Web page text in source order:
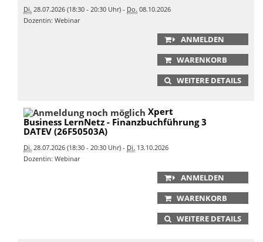
Di. 28.07.2026 (18:30 - 20:30 Uhr) - Do. 08.10.2026
Dozentin: Webinar
ANMELDEN
WARENKORB
WEITERE DETAILS
Xpert
Business LernNetz - Finanzbuchführung 3
DATEV (26F50503A)
Di. 28.07.2026 (18:30 - 20:30 Uhr) - Di. 13.10.2026
Dozentin: Webinar
ANMELDEN
WARENKORB
WEITERE DETAILS